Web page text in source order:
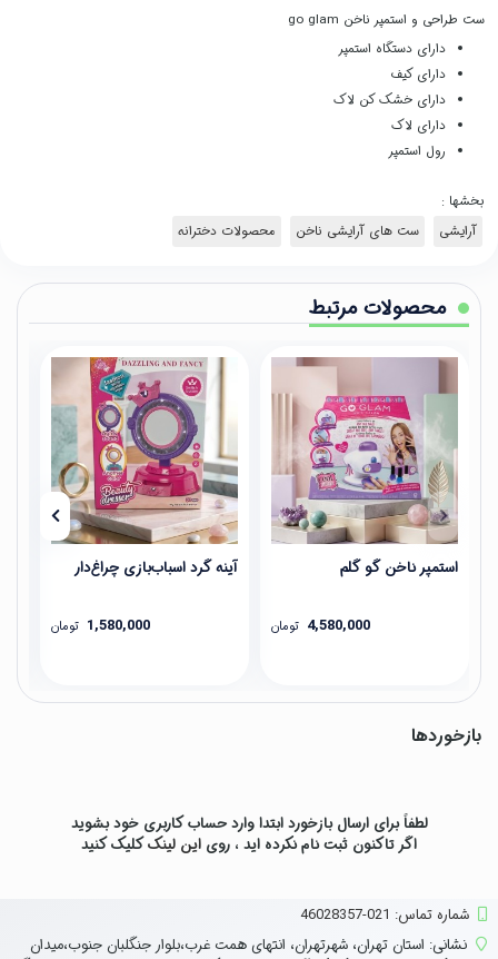
ست طراحی و استمپر ناخن go glam
دارای دستگاه استمپر
دارای کیف
دارای خشک کن لاک
دارای لاک
رول استمپر
بخشها :
آرایشی
ست های آرایشی ناخن محصولات دخترانه
محصولات مرتبط
استمپر ناخن گو گلم
4,580,000 تومان
آینه گرد اسباب‌بازی چراغ‌دار
1,580,000 تومان
بازخوردها
لطفاً برای ارسال بازخورد ابتدا وارد حساب کاربری خود بشوید
اگر تاکنون ثبت نام نکرده اید ، روی این لینککلیک کنید
شماره تماس‌: 021-46028357
نشانی: استان تهران، شهرتهران، انتهای همت غرب،بلوار جنگلبان جنوب،میدان